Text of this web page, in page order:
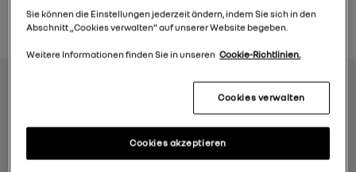
ANGEBOT ANFRAGEN
Wo Alltag auf Abenteuer trifft
Sie können die Einstellungen jederzeit ändern, indem Sie sich in den
Abschnitt „Cookies verwalten“ auf unserer Website begeben.
Weitere Informationen finden Sie in unseren Cookie-Richtlinien.
Cookies verwalten
Cookies akzeptieren